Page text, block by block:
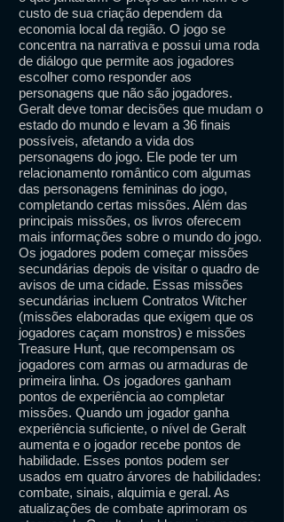
custo de sua criação dependem da
economia local da região. O jogo se
concentra na narrativa e possui uma roda
de diálogo que permite aos jogadores
escolher como responder aos
personagens que não são jogadores.
Geralt deve tomar decisões que mudam o
estado do mundo e levam a 36 finais
possíveis, afetando a vida dos
personagens do jogo. Ele pode ter um
relacionamento romântico com algumas
das personagens femininas do jogo,
completando certas missões. Além das
principais missões, os livros oferecem
mais informações sobre o mundo do jogo.
Os jogadores podem começar missões
secundárias depois de visitar o quadro de
avisos de uma cidade. Essas missões
secundárias incluem Contratos Witcher
(missões elaboradas que exigem que os
jogadores caçam monstros) e missões
Treasure Hunt, que recompensam os
jogadores com armas ou armaduras de
primeira linha. Os jogadores ganham
pontos de experiência ao completar
missões. Quando um jogador ganha
experiência suficiente, o nível de Geralt
aumenta e o jogador recebe pontos de
habilidade. Esses pontos podem ser
usados ​​em quatro árvores de habilidades:
combate, sinais, alquimia e geral. As
atualizações de combate aprimoram os